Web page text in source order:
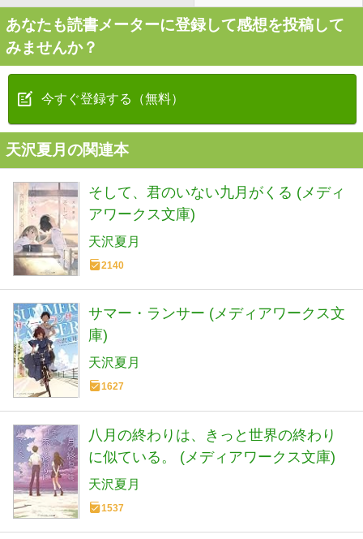
あなたも読書メーターに登録して感想を投稿して
みませんか？
今すぐ登録する（無料）
天沢夏月の関連本
そして、君のいない九月がくる (メディ
アワークス文庫)
天沢夏月
2140
サマー・ランサー (メディアワークス文
庫)
天沢夏月
1627
八月の終わりは、きっと世界の終わり
に似ている。 (メディアワークス文庫)
天沢夏月
1537